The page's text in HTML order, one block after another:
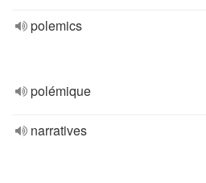
polemics
polémique
narratives